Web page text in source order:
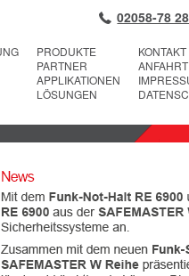
02058-78
PRODUKTE
PARTNER
APPLIKATIONEN
LÖSUNGEN
KONTAKT
ANFAHRT